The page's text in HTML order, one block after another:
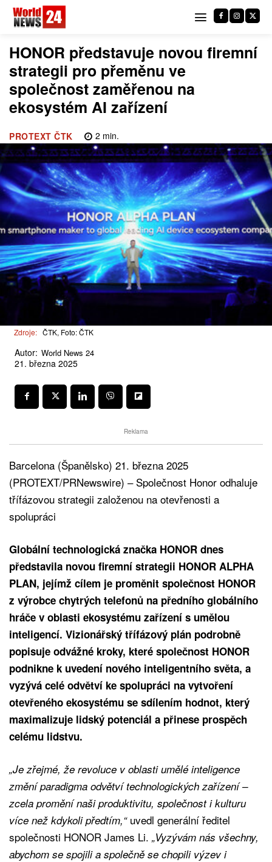
HONOR představuje novou firemní
strategii pro přeměnu ve
společnost zaměřenou na
ekosystém AI zařízení
PROTEXT ČTK 2 min.
Zdroje: ČTK, Foto: ČTK
Autor: World News 24
21. března 2025
Reklama
Barcelona (Španělsko) 21. března 2025
(PROTEXT/PRNewswire) – Společnost Honor odhaluje
třífázovou strategii založenou na otevřenosti a
spolupráci
Globální technologická značka HONOR dnes
představila novou firemní strategii HONOR ALPHA
PLAN, jejímž cílem je proměnit společnost HONOR
z výrobce chytrých telefonů na předního globálního
hráče v oblasti ekosystému zařízení s umělou
inteligencí. Vizionářský třífázový plán podrobně
popisuje odvážné kroky, které společnost HONOR
podnikne k uvedení nového inteligentního světa, a
vyzývá celé odvětví ke spolupráci na vytvoření
otevřeného ekosystému se sdílením hodnot, který
maximalizuje lidský potenciál a přinese prospěch
celému lidstvu.
„Je zřejmé, že revoluce v oblasti umělé inteligence
změní paradigma odvětví technologických zařízení –
zcela promění naši produktivitu, společnost i kulturu
více než kdykoli předtím,“uvedl generální ředitel
společnosti HONOR James Li. „Vyzývám nás všechny,
abychom se spojili a společně se chopili výzev i